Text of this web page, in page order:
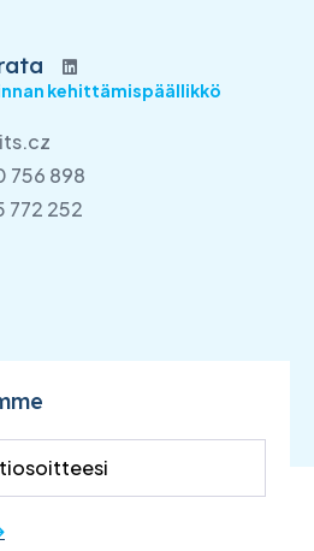
kehittämispäällikkö
756 898
772 252